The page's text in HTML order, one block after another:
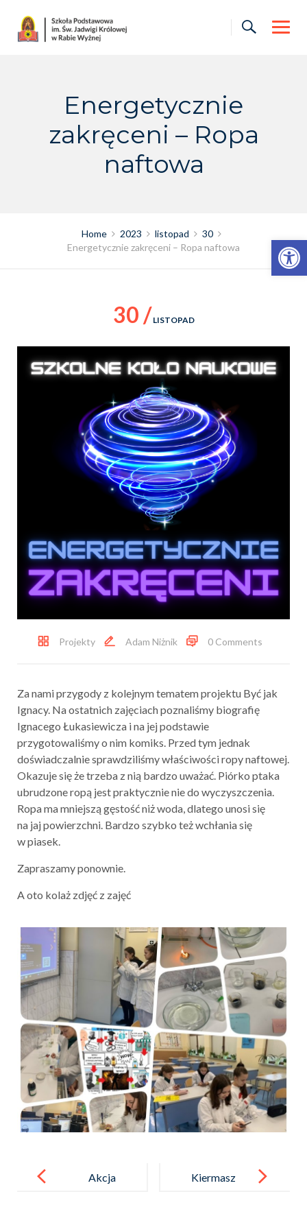
Otwórz pasek narzędzi
content
Energetycznie
zakręceni – Ropa
naftowa
Home 2023 listopad
30
Energetycznie zakręceni – Ropa naftowa
30 / LISTOPAD
Projekty Adam Niżnik 0 Comments
Za nami przygody z kolejnym tematem projektu Być jak
Ignacy. Na ostatnich zajęciach poznaliśmy biografię
Ignacego Łukasiewicza i na jej podstawie
przygotowaliśmy o nim komiks. Przed tym jednak
doświadczalnie sprawdziliśmy właściwości ropy naftowej.
Okazuje się że trzeba z nią bardzo uważać. Piórko ptaka
ubrudzone ropą jest praktycznie nie do wyczyszczenia.
Ropa ma mniejszą gęstość niż woda, dlatego unosi się
na jaj powierzchni. Bardzo szybko też wchłania się
w piasek.
Zapraszamy ponownie.
A oto kolaż zdjęć z zajęć
navigation
Akcja
Kiermasz